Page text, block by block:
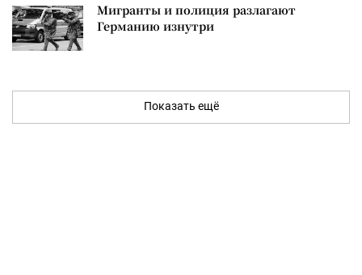
Мигранты и полиция разлагают
Германию изнутри
Показать ещё